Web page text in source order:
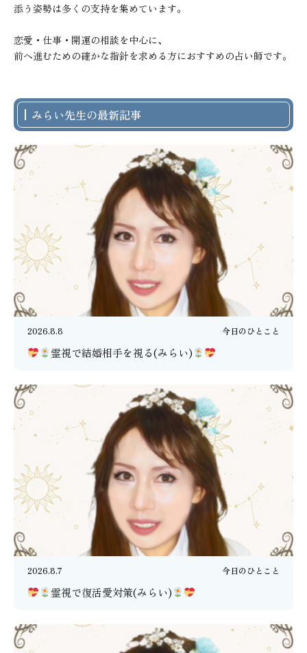
添う姿勢は多くの支持を集めています。
恋愛・仕事・開運の相談を中心に、
前へ進むための確かな指針を求める方におすすめの占い師です。
みらい先生の最新記事
2026.8.8 今日のひとこと
霊視で結婚相手を視る(みらい)
2026.8.7 今日のひとこと
霊視で復活愛対策(みらい)